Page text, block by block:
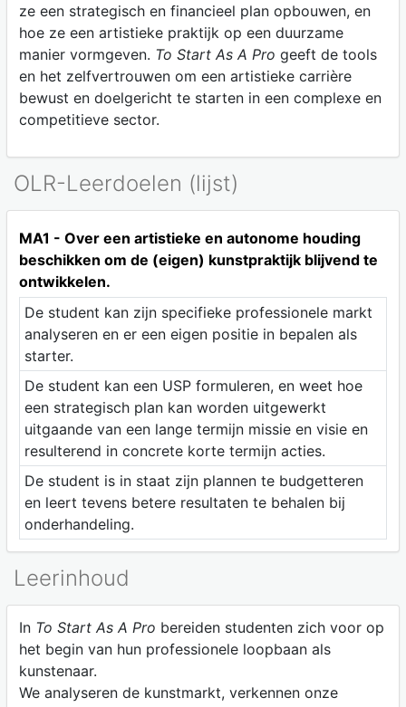
ze een strategisch en financieel plan opbouwen, en
hoe ze een artistieke praktijk op een duurzame
manier vormgeven. To Start As A Pro geeft de tools
en het zelfvertrouwen om een artistieke carrière
bewust en doelgericht te starten in een complexe en
competitieve sector.
OLR-Leerdoelen (lijst)
MA1 - Over een artistieke en autonome houding
beschikken om de (eigen) kunstpraktijk blijvend te
ontwikkelen.
De student kan zijn specifieke professionele markt
analyseren en er een eigen positie in bepalen als
starter.
De student kan een USP formuleren, en weet hoe
een strategisch plan kan worden uitgewerkt
uitgaande van een lange termijn missie en visie en
resulterend in concrete korte termijn acties.
De student is in staat zijn plannen te budgetteren
en leert tevens betere resultaten te behalen bij
onderhandeling.
Leerinhoud
In To Start As A Pro bereiden studenten zich voor op
het begin van hun professionele loopbaan als
kunstenaar.
We analyseren de kunstmarkt, verkennen onze